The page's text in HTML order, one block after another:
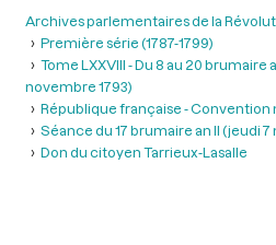
Archives parlementaires de la
Première série (1787-1799)
Tome LXXVIII - Du 8 au 20 brumaire
novembre 1793)
République française - Convention
Séance du 17 brumaire an II (jeudi
Don du citoyen Tarrieux-Lasalle